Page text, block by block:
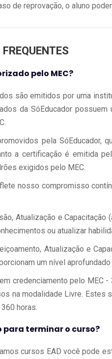
de reprovação, o aluno
pelo MEC?
são emitidos por uma
da SóEducador
pela SóEducador,
a certificação é emitida
exigidos pelo MEC.
nosso compromisso
Atualização e
ou atualizar
Atualização e
um nível
credenciamento pelo MEC
na modalidade Livre. Estes
horas.
para terminar o curso?
cursos EAD você pode